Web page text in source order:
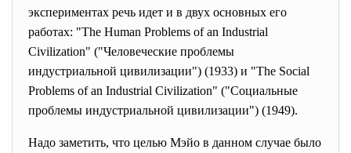
экспериментах речь идет и в двух основных его
работах: "The Human Problems of an Industrial
Civilization" ("Человеческие проблемы
индустриальной цивилизации") (1933) и "The Social
Problems of an Industrial Civilization" ("Социальные
проблемы индустриальной цивилизации") (1949).
Надо заметить, что целью Мэйо в данном случае было